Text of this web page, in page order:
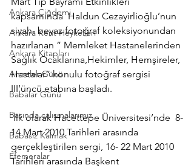
Ankara Çiğdemi
Ankara Kent Heykelleri
Ankara Kitapları
Anneler Günü
Babalar Günü
Basında çalışmalarımız
Babasız Kalmak
Efemeralar
kapsamında  Haldun Cezayirlioğlu’nun
siyah- beyaz fotoğraf koleksiyonundan
hazırlanan ” Memleket Hastanelerinden
Sağlık Ocaklarına,Hekimler, Hemşireler,
Hastalar” konulu fotoğraf sergisi
III’üncü etabına başladı.
İlk olarak Hacettepe Üniversitesi’nde  8-
14 Mart 2010 Tarihleri arasında
gerçekleştirilen sergi, 16- 22 Mart 2010
Tarihleri arasında Başkent